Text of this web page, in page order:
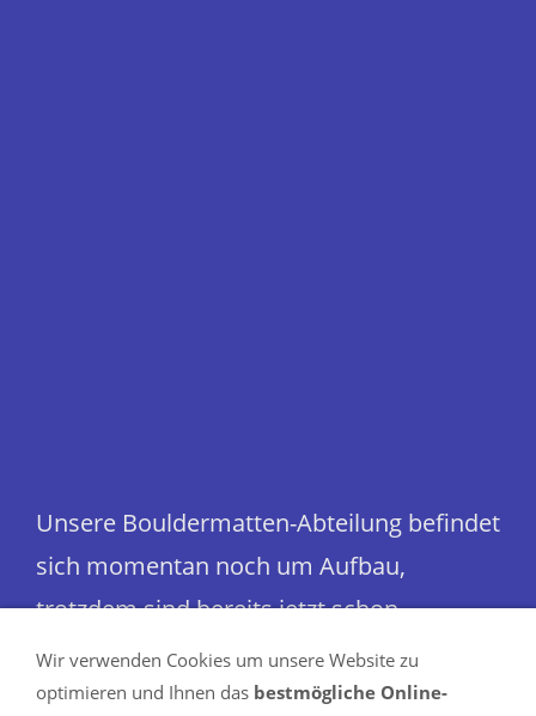
Unsere Bouldermatten-Abteilung befindet
sich momentan noch um Aufbau,
trotzdem sind bereits jetzt schon
wesentlich mehr Maße und Farben
verfügbar als hier im Shop angezeigt.
Wir verwenden Cookies um unsere Website zu
optimieren und Ihnen das bestmögliche Online-